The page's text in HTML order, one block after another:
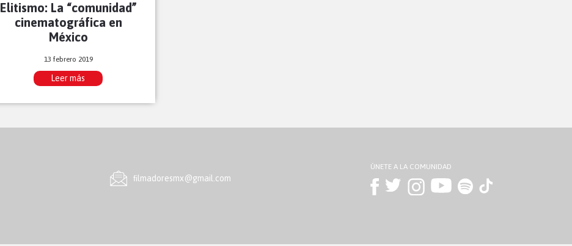
Elitismo: La “comunidad”
cinematográfica en
México
13 febrero 2019
Leer más
ﬁlmadoresmx@gmail.com
ÚNETE A LA COMUNIDAD